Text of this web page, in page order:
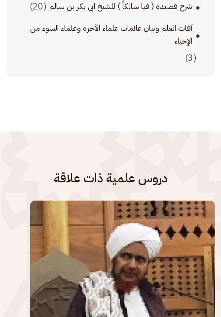
شرح قصيدة ( فيا سالكاً ) للشيخ ابي بكر بن سالم (20)
آفات العلم وبيان علامات علماء الآخرة وعلماء السوء من
الإحياء
(3)
دروس علمية ذات علاقة
الصورة